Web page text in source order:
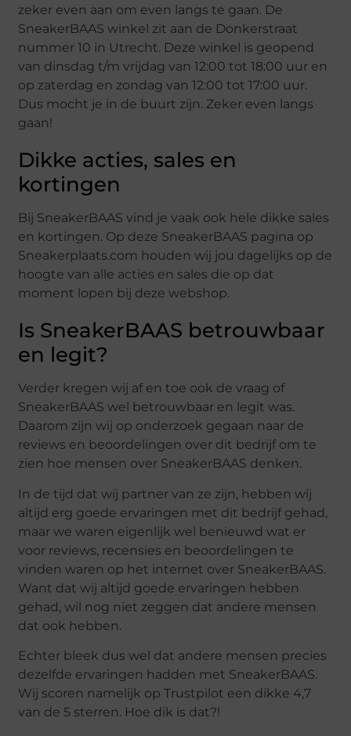
zeker even aan om even langs te gaan. De
SneakerBAAS winkel zit aan de Donkerstraat
nummer 10 in Utrecht. Deze winkel is geopend
van dinsdag t/m vrijdag van 12:00 tot 18:00 uur en
op zaterdag en zondag van 12:00 tot 17:00 uur.
Dus mocht je in de buurt zijn. Zeker even langs
gaan!
Dikke acties, sales en
kortingen
Bij SneakerBAAS vind je vaak ook hele dikke sales
en kortingen. Op deze SneakerBAAS pagina op
Sneakerplaats.com houden wij jou dagelijks op de
hoogte van alle acties en sales die op dat
moment lopen bij deze webshop.
Is SneakerBAAS betrouwbaar
en legit?
Verder kregen wij af en toe ook de vraag of
SneakerBAAS wel betrouwbaar en legit was.
Daarom zijn wij op onderzoek gegaan naar de
reviews en beoordelingen over dit bedrijf om te
zien hoe mensen over SneakerBAAS denken.
In de tijd dat wij partner van ze zijn, hebben wij
altijd erg goede ervaringen met dit bedrijf gehad,
maar we waren eigenlijk wel benieuwd wat er
voor reviews, recensies en beoordelingen te
vinden waren op het internet over SneakerBAAS.
Want dat wij altijd goede ervaringen hebben
gehad, wil nog niet zeggen dat andere mensen
dat ook hebben.
Echter bleek dus wel dat andere mensen precies
dezelfde ervaringen hadden met SneakerBAAS.
Wij scoren namelijk op Trustpilot een dikke 4,7
van de 5 sterren. Hoe dik is dat?!